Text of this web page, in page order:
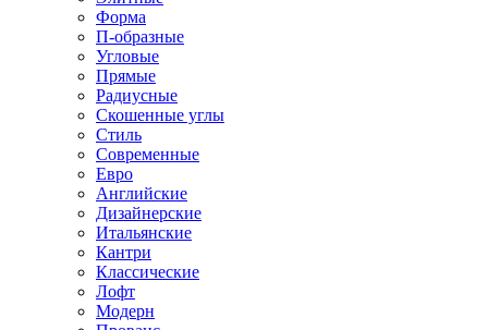
Форма
П-образные
Угловые
Прямые
Радиусные
Скошенные углы
Стиль
Современные
Евро
Английские
Дизайнерские
Итальянские
Кантри
Классические
Лофт
Модерн